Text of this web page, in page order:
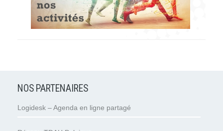
NOS PARTENAIRES
Logidesk – Agenda en ligne partagé